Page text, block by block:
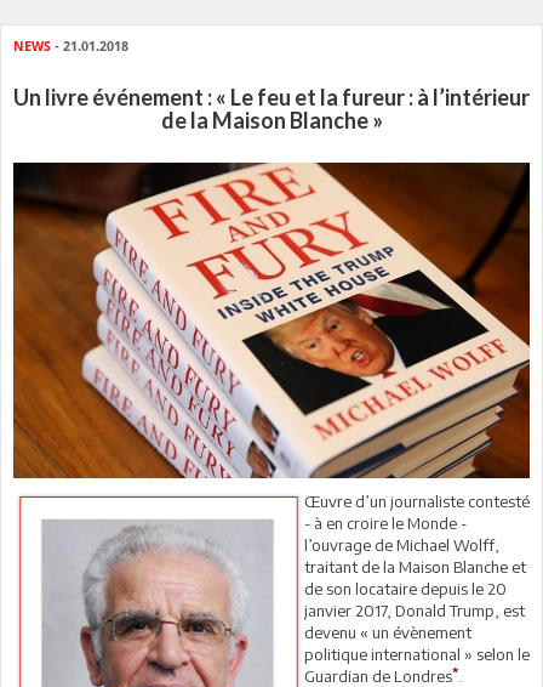
NEWS - 21.01.2018
Un livre événement : « Le feu et la fureur : à l’intérieur
de la Maison Blanche »
Œuvre d’un journaliste contesté
- à en croire le Monde -
l’ouvrage de Michael Wolff,
traitant de la Maison Blanche et
de son locataire depuis le 20
janvier 2017, Donald Trump, est
devenu « un évènement
politique international » selon le
Guardian de Londres*